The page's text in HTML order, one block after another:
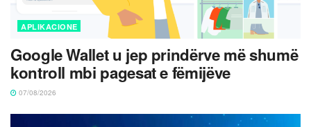
APLIKACIONE
Google Wallet u jep prindërve më shumë
kontroll mbi pagesat e fëmijëve
07/08/2026